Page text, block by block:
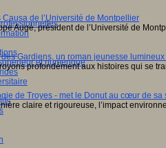
et numérique
de l’Université de Montpellier
Augé, président de l’Université de
Gardiens, un roman jeunesse
profondément aux histoires qui se
de Troyes - met le Donut au cœur de
claire et rigoureuse, l’impact